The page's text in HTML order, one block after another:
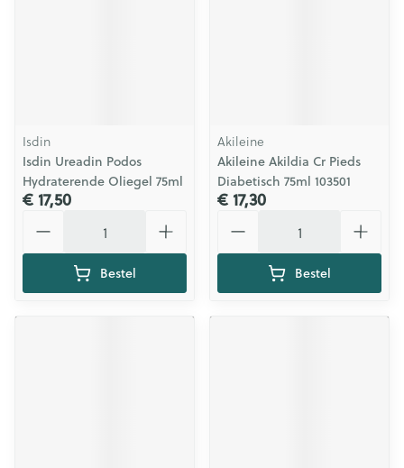
Isdin
Isdin Ureadin Podos
Hydraterende Oliegel 75ml
€ 17,50
Bestel
Akileine
Akileine Akildia Cr Pieds
Diabetisch 75ml 103501
€ 17,30
Bestel